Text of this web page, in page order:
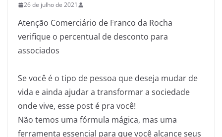
26 de julho de 2021
Atenção Comerciário de Franco da Rocha
verifique o percentual de desconto para
associados
Se você é o tipo de pessoa que deseja mudar de
vida e ainda ajudar a transformar a sociedade
onde vive, esse post é pra você!
Não temos uma fórmula mágica, mas uma
ferramenta essencial para que você alcance seus